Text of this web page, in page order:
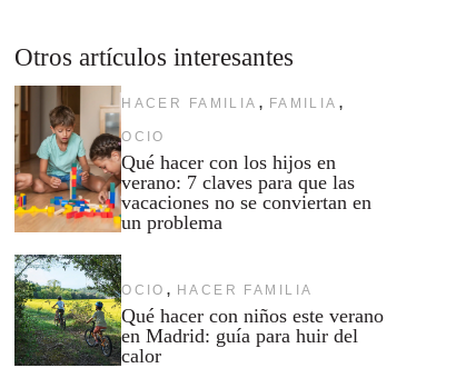
Otros artículos interesantes
HACER FAMILIA , FAMILIA ,
OCIO
Qué hacer con los hijos en
verano: 7 claves para que las
vacaciones no se conviertan en
un problema
OCIO , HACER FAMILIA
Qué hacer con niños este verano
en Madrid: guía para huir del
calor